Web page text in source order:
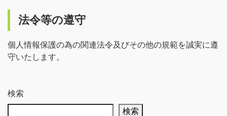
法令等の遵守
個人情報保護の為の関連法令及びその他の規範を誠実に遵
守いたします。
検索
検索